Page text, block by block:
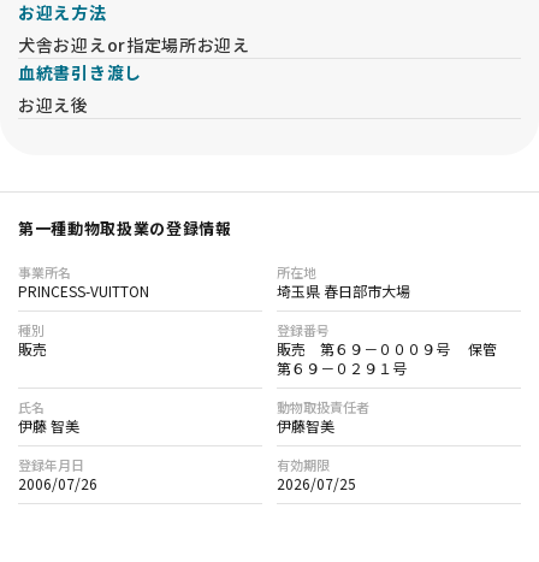
お迎え方法
犬舎お迎えor指定場所お迎え
血統書引き渡し
お迎え後
第一種動物取扱業の登録情報
事業所名
PRINCESS-VUITTON
所在地
埼玉県 春日部市大場
種別
販売
登録番号
販売 第６９－０００９号 保管
第６９－０２９１号
氏名
伊藤 智美
動物取扱責任者
伊藤智美
登録年月日
2006/07/26
有効期限
2026/07/25